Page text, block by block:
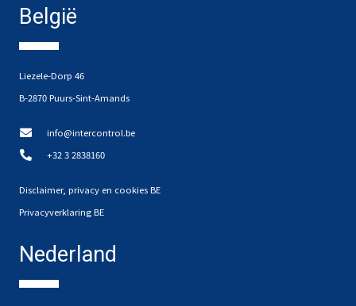
België
Liezele-Dorp 46
B-2870 Puurs-Sint-Amands
info@intercontrol.be
+32 3 2838160
Disclaimer, privacy en cookies BE
Privacyverklaring BE
Nederland